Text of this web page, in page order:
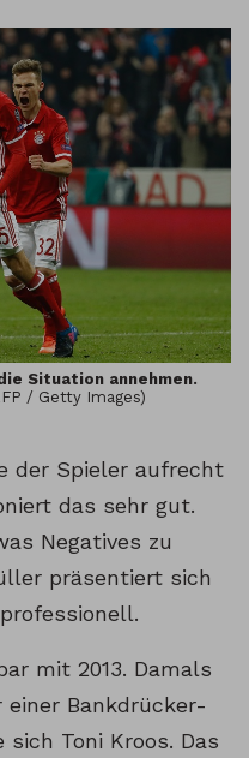
Situation annehmen.
/ Getty Images)
der Spieler aufrecht
das sehr gut.
Negatives zu
präsentiert sich
mit 2013. Damals
einer Bankdrücker-
Toni Kroos. Das